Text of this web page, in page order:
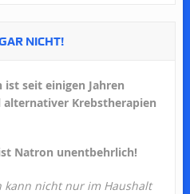
NICHT!
seit einigen Jahren
Krebstherapien
Natron unentbehrlich!
kann nicht nur im Haushalt